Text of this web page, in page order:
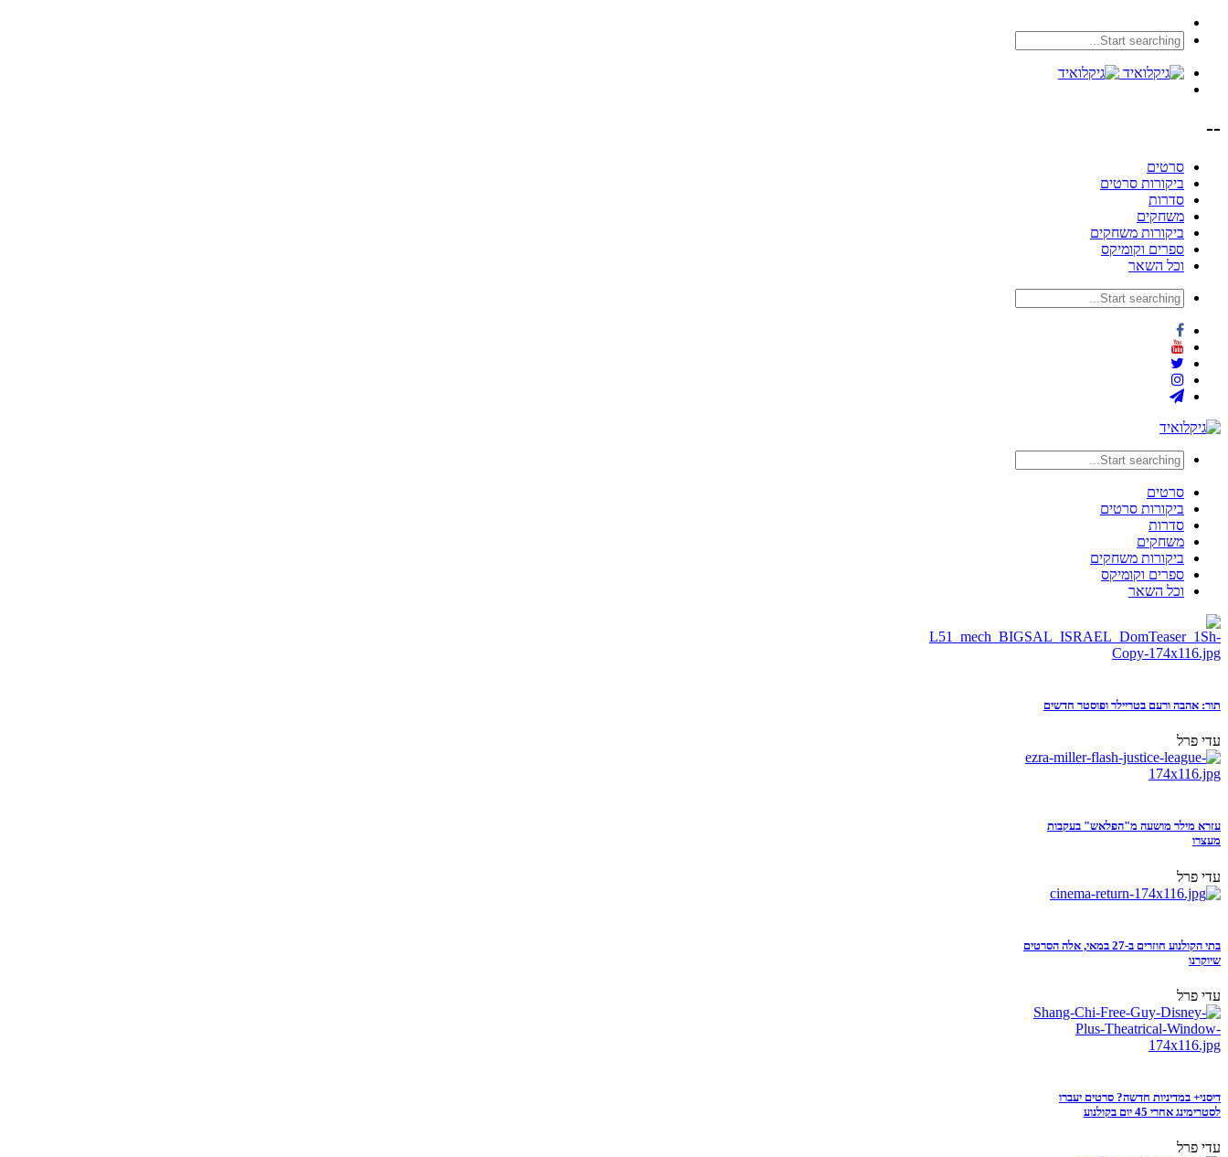
--
סרטים
ביקורות סרטים
סדרות
משחקים
ביקורות משחקים
ספרים וקומיקס
וכל השאר
סרטים
ביקורות סרטים
סדרות
משחקים
ביקורות משחקים
ספרים וקומיקס
וכל השאר
תור: אהבה ורעם בטריילר ופוסטר חדשים
עדי פרל
עזרא מילר מושעה מ"הפלאש" בעקבות
מעצרו
עדי פרל
בתי הקולנוע חוזרים ב-27 במאי, אלה הסרטים
שיוקרנו
עדי פרל
דיסני+ במדיניות חדשה? סרטים יעברו
לסטרימינג אחרי 45 יום בקולנוע
עדי פרל